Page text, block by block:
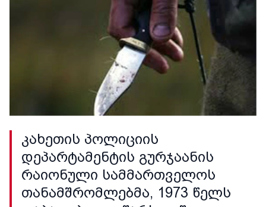
კახეთის პოლიციის
დეპარტამენტის გურჯაანის
რაიონული სამმართველოს
თანამშრომლებმა, 1973 წელს